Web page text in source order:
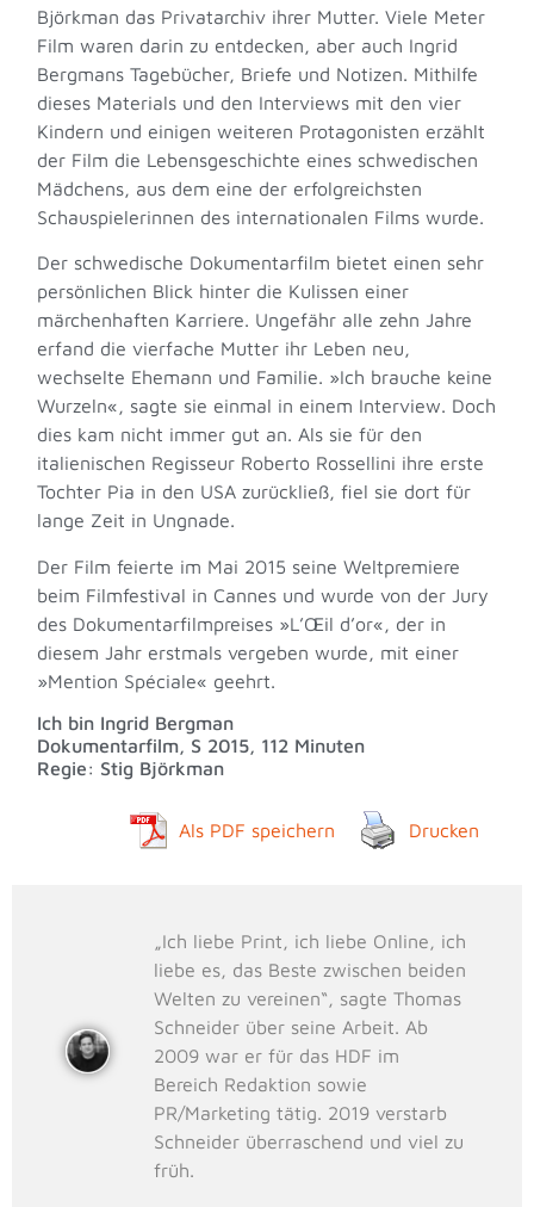
Björkman das Privatarchiv ihrer Mutter. Viele Meter
Film waren darin zu entdecken, aber auch Ingrid
Bergmans Tagebücher, Briefe und Notizen. Mithilfe
dieses Materials und den Interviews mit den vier
Kindern und einigen weiteren Protagonisten erzählt
der Film die Lebensgeschichte eines schwedischen
Mädchens, aus dem eine der erfolgreichsten
Schauspielerinnen des internationalen Films wurde.
Der schwedische Dokumentarfilm bietet einen sehr
persönlichen Blick hinter die Kulissen einer
märchenhaften Karriere. Ungefähr alle zehn Jahre
erfand die vierfache Mutter ihr Leben neu,
wechselte Ehemann und Familie. »Ich brauche keine
Wurzeln«, sagte sie einmal in einem Interview. Doch
dies kam nicht immer gut an. Als sie für den
italienischen Regisseur Roberto Rossellini ihre erste
Tochter Pia in den USA zurückließ, fiel sie dort für
lange Zeit in Ungnade.
Der Film feierte im Mai 2015 seine Weltpremiere
beim Filmfestival in Cannes und wurde von der Jury
des Dokumentarfilmpreises »L’Œil d’or«, der in
diesem Jahr erstmals vergeben wurde, mit einer
»Mention Spéciale« geehrt.
Ich bin Ingrid Bergman
Dokumentarfilm, S 2015, 112 Minuten
Regie: Stig Björkman
Als PDF speichern Drucken
„Ich liebe Print, ich liebe Online, ich
liebe es, das Beste zwischen beiden
Welten zu vereinen“, sagte Thomas
Schneider über seine Arbeit. Ab
2009 war er für das HDF im
Bereich Redaktion sowie
PR/Marketing tätig. 2019 verstarb
Schneider überraschend und viel zu
früh.